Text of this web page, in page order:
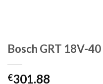
Bosch GRT 18V-
€301.88